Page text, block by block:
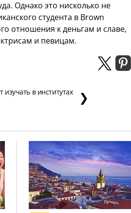
Однако это нисколько не
студента в Brown
отношения к деньгам и славе,
и певицам.
изучать в институтах ❯